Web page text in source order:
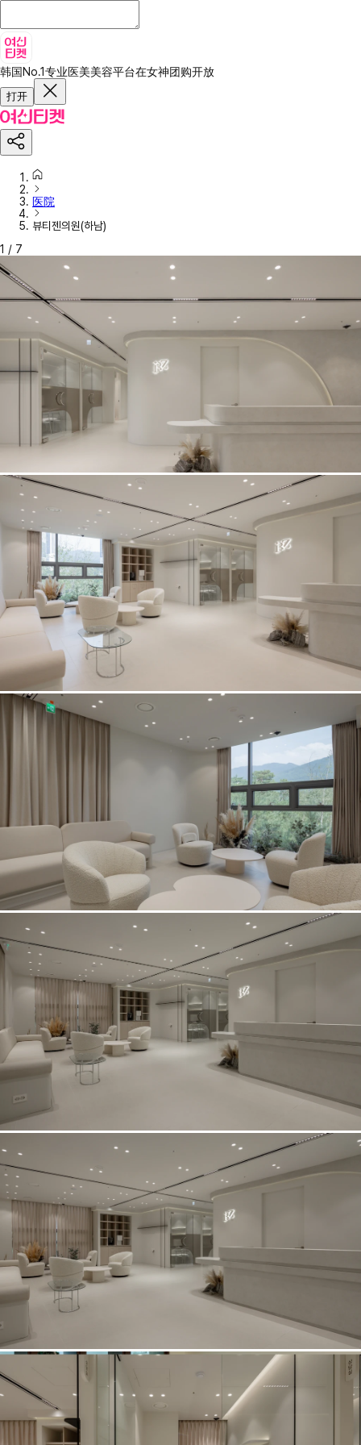
韩国No.1专业医美美容平台在女神团购开放
打开
医院
뷰티젠의원(하남)
1 / 7